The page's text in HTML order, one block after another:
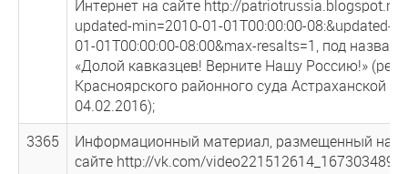
Интернет на сайте http://patriotrussia.blogspot.ru/
updated-min=2010-01-01Т00:00:00-08:&updated-
01-01Т00:00:00-08:00&max-resalts=1, под
«Долой кавказцев! Верните Нашу Россию!»
Красноярского районного суда Астраханской
04.02.2016);
3365
Информационный материал, размещенный на
сайте http://vk.com/video221512614_167303489